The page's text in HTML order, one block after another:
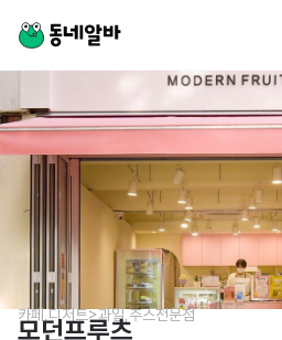
카페,디저트>과일,주스전문점
모던프루츠